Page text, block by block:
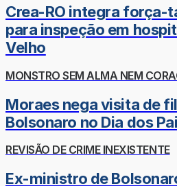
Crea-RO integra força-
para inspeção em
Velho
MONSTRO SEM ALMA NEM
Moraes nega visita de
Bolsonaro no Dia dos
REVISÃO DE CRIME INEXISTENTE
Ex-ministro de